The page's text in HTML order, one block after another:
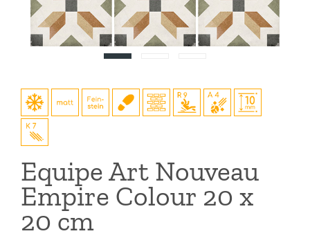
Equipe Art Nouveau
Empire Colour 20 x
20 cm